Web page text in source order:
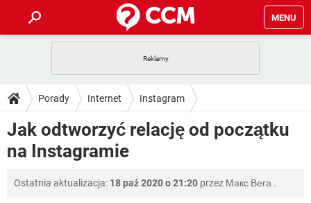
MENU
GRY WHATSAPP
SPOTIFY NETFLIX
INSTAGRAM
PORADY
PlayStation TIKTOK
GRY WHATSAPP
INSTAGRAM FACEBOOK
DO POBRANIA
ANDROID
FORUM
COVID-19 TIKTOK
Porady Internet Instagram
Jak odtworzyć relację od początku
na Instagramie
Ostatnia aktualizacja: 18 paź 2020 o 21:20 przez Макс Вега .